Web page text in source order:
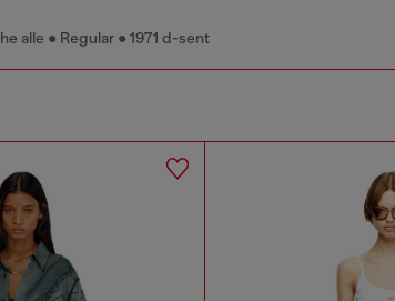
alle Regular 1971 d-sent